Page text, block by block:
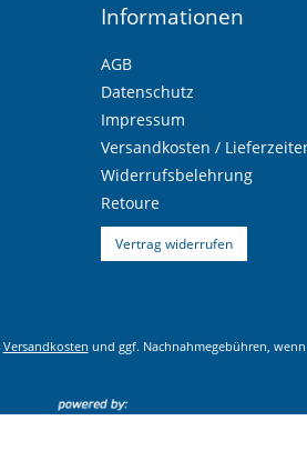
Informationen
AGB
Datenschutz
Impressum
Versandkosten /
Widerrufsbelehrung
Retoure
Vertrag widerrufen
Versandkosten und ggf. Nachnahmegebühren,